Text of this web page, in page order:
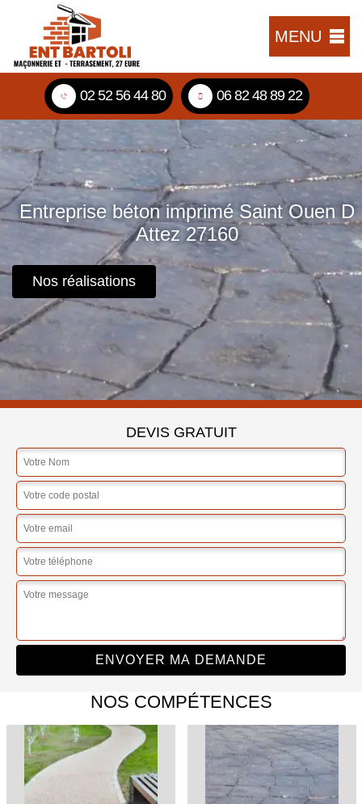
MENU
02 52 56 44 80 06 82 48 89 22
Entreprise béton imprimé Saint Ouen D
Attez 27160
Nos réalisations
DEVIS GRATUIT
NOS COMPÉTENCES